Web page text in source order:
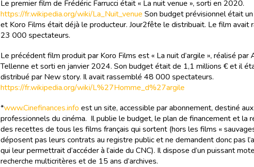
Le premier film de Frédéric Farrucci était « La nuit venue », sorti en 2020.
https://fr.wikipedia.org/wiki/La_Nuit_venue Son budget prévisionnel était
et Koro Films était déjà le producteur. Jour2fête le distribuait. Le film avait
23 000 spectateurs.
Le précédent film produit par Koro Films est « La nuit d’argile », réalisé par
Tellenne et sorti en janvier 2024. Son budget était de 1,1 millions € et il
distribué par New story. Il avait rassemblé 48 000 spectateurs.
https://fr.wikipedia.org/wiki/L%27Homme_d%27argile
*www.Cinefinances.info est un site, accessible par abonnement, destiné aux
professionnels du cinéma. Il publie le budget, le plan de financement et la
des recettes de tous les films français qui sortent (hors les films «
déposent pas leurs contrats au registre public et ne demandent donc pas
qui leur permettrait d’accéder à l’aide du CNC). Il dispose d’un puissant
recherche multicritères et de 15 ans d’archives.